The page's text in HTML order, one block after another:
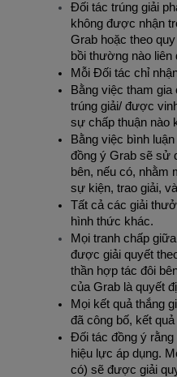
Đối tác trúng giải
không được nhận
Grab hoặc theo
bồi thường nào
Mỗi Đối tác chỉ
Bằng việc tham
trúng giải/ được
sự chấp thuận nào
Bằng việc bình
đồng ý Grab sẽ sử
bên, nếu có, nhằm
sự kiện, trao giải,
Tất cả các giải
hình thức khác.
Mọi tranh chấp
được giải quyết
thần hợp tác đôi
của Grab là quyết
Mọi kết quả thắng
đã công bố, kết
Đối tác đồng ý
hiệu lực áp dụng.
có) sẽ được giải